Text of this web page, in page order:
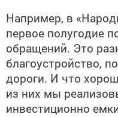
Например, в
первое полугодие
обращений. Это
благоустройство,
дороги. И что
из них мы
инвестиционно